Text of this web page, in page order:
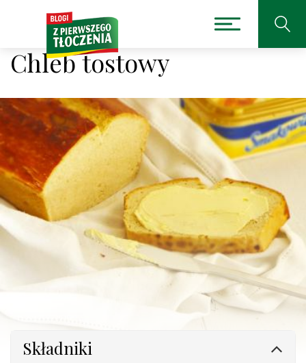
Chleb tostowy
Składniki